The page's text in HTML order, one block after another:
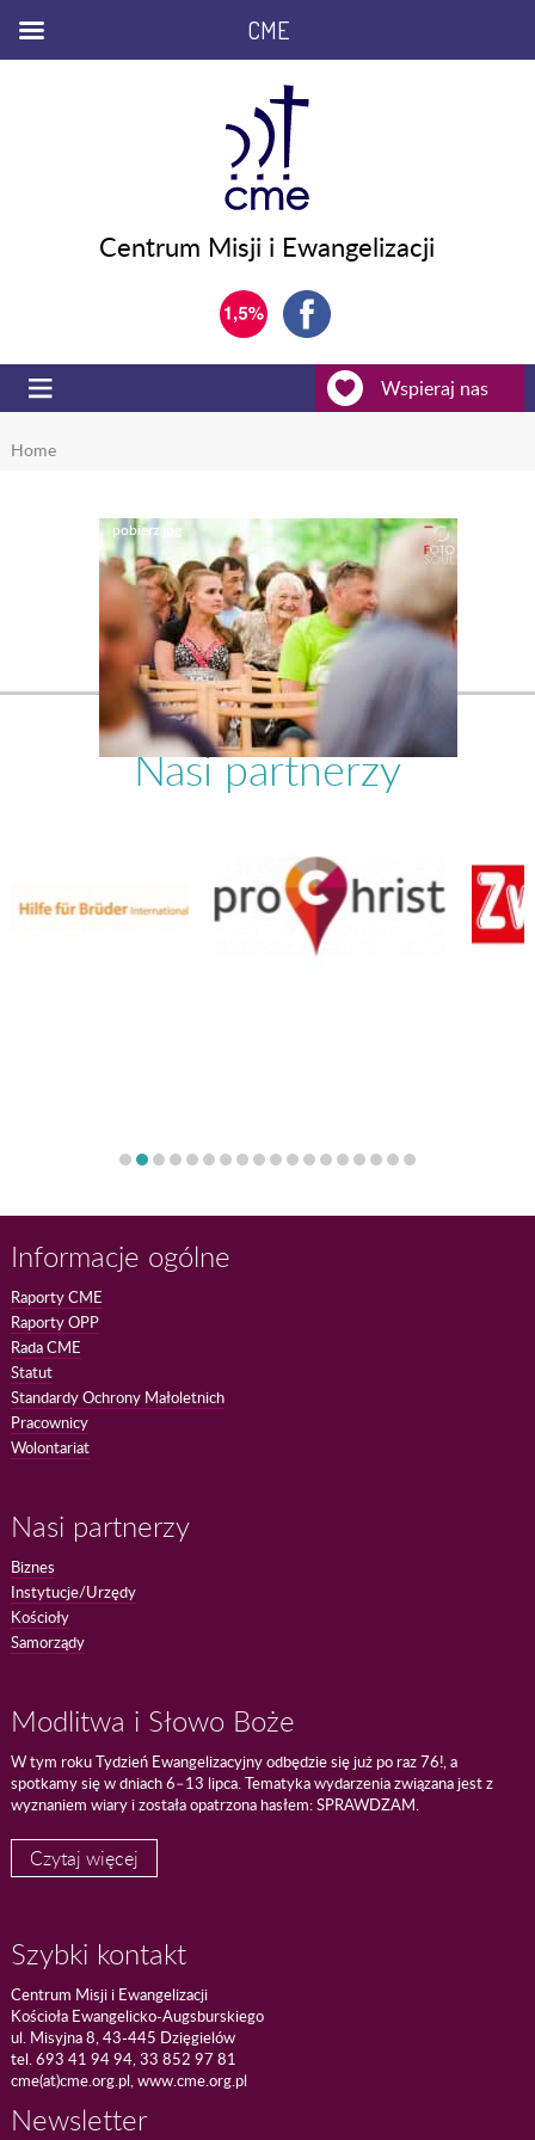
Centrum Misji i Ewangelizacji
Wspieraj nas
Home
Nasi partnerzy
Informacje ogólne
Raporty CME
Raporty OPP
Rada CME
Statut
Standardy Ochrony Małoletnich
Pracownicy
Wolontariat
Nasi partnerzy
Biznes
Instytucje/Urzędy
Kościoły
Samorządy
Modlitwa i Słowo Boże
W tym roku Tydzień Ewangelizacyjny odbędzie się już po raz 76!, a
spotkamy się w dniach 6–13 lipca. Tematyka wydarzenia związana jest z
wyznaniem wiary i została opatrzona hasłem: SPRAWDZAM.
Czytaj więcej
Szybki kontakt
Centrum Misji i Ewangelizacji
Kościoła Ewangelicko-Augsburskiego
ul. Misyjna 8, 43-445 Dzięgielów
tel. 693 41 94 94, 33 852 97 81
cme(at)cme.org.pl, www.cme.org.pl
Newsletter
CME